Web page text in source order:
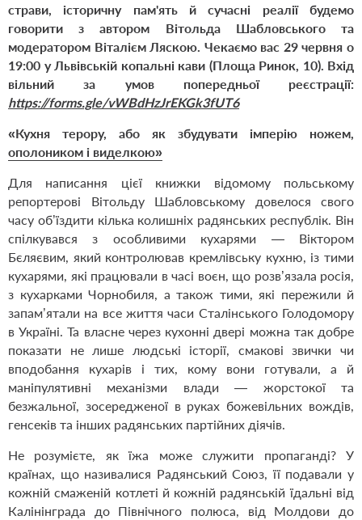
страви, історичну пам'ять й сучасні реалії будемо
говорити з автором Вітольда Шабловського та
модератором Віталієм Ляскою. Чекаємо вас 29 червня о
19:00 у Львівській копальні кави (Площа Ринок, 10). Вхід
вільний за умов попередньої реєстрації:
https://forms.gle/vWBdHzJrEKGk3fUT6
«Кухня терору, або як збудувати імперію ножем,
ополоником і виделкою»
Для написання цієї книжки відомому польському
репортерові Вітольду Шабловському довелося свого
часу об’їздити кілька колишніх радянських республік. Він
спілкувався з особливими кухарями — Вік­тором
Бєляєвим, який контролював кремлівську кухню, із тими
кухарями, які працювали в часі воєн, що розв’язала росія,
з кухарками Чорнобиля, а також тими, які пережили й
запам’ятали на все життя часи Сталінського Голодомору
в Україні. Та власне через кухонні двері можна так добре
показати не лише людські історії, смакові звички чи
вподобання кухарів і тих, кому вони готували, а й
маніпулятивні механізми влади — жорстокої та
безжальної, зосередженої в руках божевільних вождів,
генсеків та інших радянських партійних діячів.
Не розумієте, як їжа може служити пропаганді? У
країнах, що називалися Радянський Союз, її подавали у
кожній смаженій котлеті й кожній радянській їдальні від
Калінінграда до Північного полюса, від Молдови до